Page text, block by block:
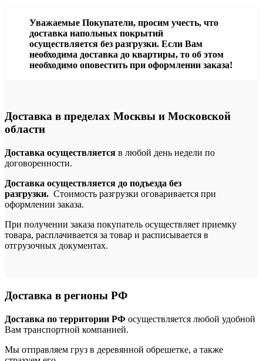
Уважаемые Покупатели, просим учесть, что
доставка напольных покрытий
осуществляется без разгрузки. Если Вам
необходима доставка до квартиры, то об этом
необходимо оповестить при оформлении заказа!
Доставка в пределах Москвы и Московской
области
Доставка осуществляется в любой день недели по
договоренности.
Доставка осуществляется до подъезда без
разгрузки. Стоимость разгрузки оговаривается при
оформлении заказа.
При получении заказа покупатель осуществляет приемку
товара, расплачивается за товар и расписывается в
отгрузочных документах.
Доставка в регионы РФ
Доставка по территории РФ осуществляется любой удобной
Вам транспортной компанией.
Мы отправляем груз в деревянной обрешетке, а также